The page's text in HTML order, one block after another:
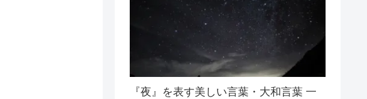
『夜』を表す美しい言葉・大和言葉 一